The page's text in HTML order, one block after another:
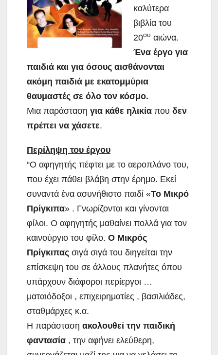
καλύτερα
βιβλία του
20ου αιώνα.
Ένα έργο για
παιδιά και για όσους αισθάνονται
ακόμη παιδιά με εκατομμύρια
θαυμαστές σε όλο τον κόσμο.
Μια παράσταση για κάθε ηλικία που δεν
πρέπει να χάσετε.
Περίληψη του έργου
“Ο αφηγητής πέφτει με το αεροπλάνο του,
που έχει πάθει βλάβη στην έρημο. Εκεί
συναντά ένα ασυνήθιστο παιδί «Το Μικρό
Πρίγκιπα» . Γνωρίζονται και γίνονται
φίλοι. Ο αφηγητής μαθαίνει πολλά για τον
καινούργιο του φίλο. Ο Μικρός
Πρίγκιπας σιγά σιγά του διηγείται την
επίσκεψη του σε άλλους πλανήτες όπου
υπάρχουν διάφοροι περίεργοι …
ματαιόδοξοι , επιχειρηματίες , βασιλιάδες,
σταθμάρχες κ.α.
Η παράσταση ακολουθεί την παιδική
φαντασία , την αφήνει ελεύθερη,